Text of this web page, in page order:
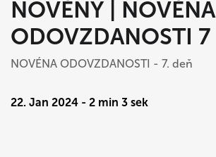
NOVÉNY | NOVÉNA
ODOVZDANOSTI 7
NOVÉNA ODOVZDANOSTI - 7. deň
22. Jan 2024 - 2 min 3 sek